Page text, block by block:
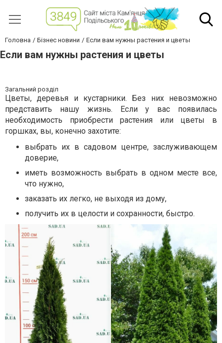
Головна Бізнес новини Если вам нужны растения и цветы
Если вам нужны растения и цветы
Загальний розділ
Цветы, деревья и кустарники. Без них невозможно
представить нашу жизнь. Если у вас появилась
необходимость приобрести растения или цветы в
горшках, вы, конечно захотите:
выбрать их в садовом центре, заслуживающем
доверие,
иметь возможность выбрать в одном месте все,
что нужно,
заказать их легко, не выходя из дому,
получить их в целости и сохранности, быстро.